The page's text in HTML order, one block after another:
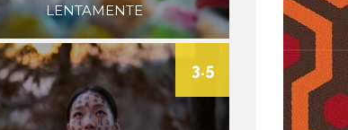
LENTAMENTE
3.5